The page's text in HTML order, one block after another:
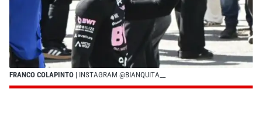
FRANCO COLAPINTO | INSTAGRAM @BIANQUITA__